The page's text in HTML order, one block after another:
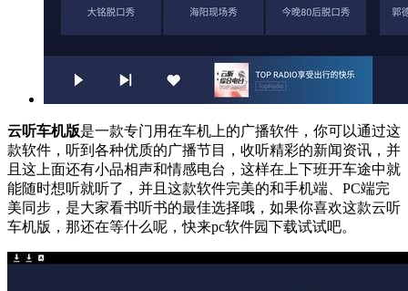
云听车机版是一款专门用在车机上的广播软件，你可以通过这
款软件，听到各种优质的广播节目，收听精彩的新闻资讯，并
且这上面还有小品相声和情感电台，这样在上下班开车途中就
能随时想听就听了，并且这款软件完美的和手机端、PC端完
美同步，是大家看书听书的最佳选择哦，如果你喜欢这款云听
车机版，那还在等什么呢，快来pc软件园下载试试吧。